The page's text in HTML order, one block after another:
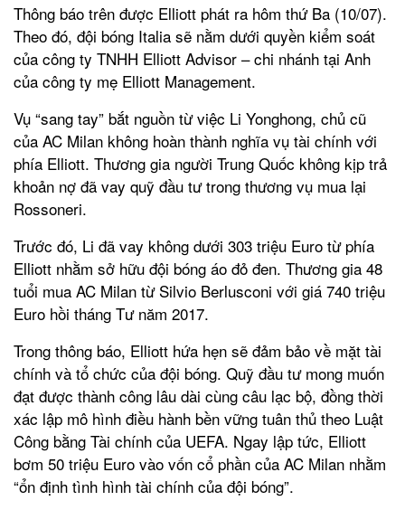
Thông báo trên được Elliott phát ra hôm thứ Ba (10/07).
Theo đó, đội bóng Italia sẽ nằm dưới quyền kiểm soát
của công ty TNHH Elliott Advisor – chi nhánh tại Anh
của công ty mẹ Elliott Management.
Vụ “sang tay” bắt nguồn từ việc Li Yonghong, chủ cũ
của AC Milan không hoàn thành nghĩa vụ tài chính với
phía Elliott. Thương gia người Trung Quốc không kịp trả
khoản nợ đã vay quỹ đầu tư trong thương vụ mua lại
Rossoneri.
Trước đó, Li đã vay không dưới 303 triệu Euro từ phía
Elliott nhằm sở hữu đội bóng áo đỏ đen. Thương gia 48
tuổi mua AC Milan từ Silvio Berlusconi với giá 740 triệu
Euro hồi tháng Tư năm 2017.
Trong thông báo, Elliott hứa hẹn sẽ đảm bảo về mặt tài
chính và tổ chức của đội bóng. Quỹ đầu tư mong muốn
đạt được thành công lâu dài cùng câu lạc bộ, đồng thời
xác lập mô hình điều hành bền vững tuân thủ theo Luật
Công bằng Tài chính của UEFA. Ngay lập tức, Elliott
bơm 50 triệu Euro vào vốn cổ phần của AC Milan nhằm
“ổn định tình hình tài chính của đội bóng”.